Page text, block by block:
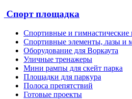
Спорт площадка
Спортивные и гимнастические
Спортивные элементы, лазы и
Оборудование для Воркаута
Уличные тренажеры
Мини рампы для скейт парка
Площадки для паркура
Полоса препятствий
Готовые проекты